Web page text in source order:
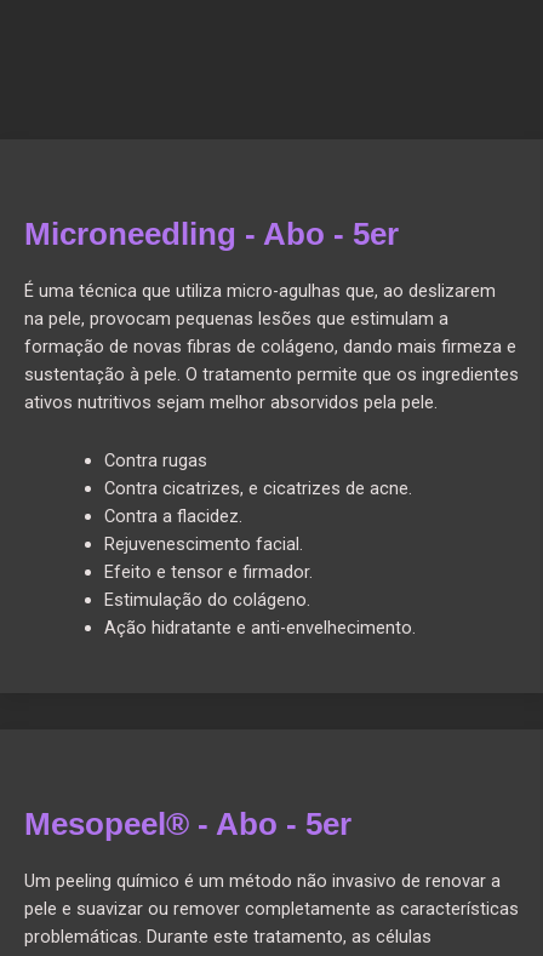
Microneedling - Abo - 5er
É uma técnica que utiliza micro-agulhas que, ao deslizarem
na pele, provocam pequenas lesões que estimulam a
formação de novas fibras de colágeno, dando mais firmeza e
sustentação à pele. O tratamento permite que os ingredientes
ativos nutritivos sejam melhor absorvidos pela pele.
Contra rugas
Contra cicatrizes, e cicatrizes de acne.
Contra a flacidez.
Rejuvenescimento facial.
Efeito e tensor e firmador.
Estimulação do colágeno.
Ação hidratante e anti-envelhecimento.
Mesopeel® - Abo - 5er
Um peeling químico é um método não invasivo de renovar a
pele e suavizar ou remover completamente as características
problemáticas. Durante este tratamento, as células